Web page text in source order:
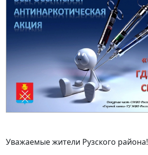
Уважаемые жители Рузского района!